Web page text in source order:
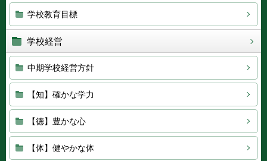
学校教育目標
学校経営
中期学校経営方針
【知】確かな学力
【徳】豊かな心
【体】健やかな体